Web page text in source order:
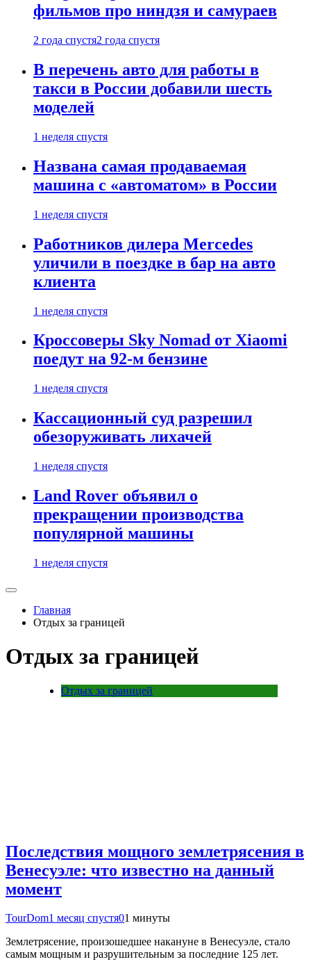
фильмов про ниндзя и самураев
2 года спустя2 года спустя
В перечень авто для работы в
такси в России добавили шесть
моделей
1 неделя спустя
Названа самая продаваемая
машина с «автоматом» в России
1 неделя спустя
Работников дилера Mercedes
уличили в поездке в бар на авто
клиента
1 неделя спустя
Кроссоверы Sky Nomad от Xiaomi
поедут на 92-м бензине
1 неделя спустя
Кассационный суд разрешил
обезоруживать лихачей
1 неделя спустя
Land Rover объявил о
прекращении производства
популярной машины
1 неделя спустя
Главная
Отдых за границей
Отдых за границей
Отдых за границей
Последствия мощного землетрясения в
Венесуэле: что известно на данный
момент
TourDom1 месяц спустя01 минуты
Землетрясение, произошедшее накануне в Венесуэле, стало
самым мощным и разрушительным за последние 125 лет.